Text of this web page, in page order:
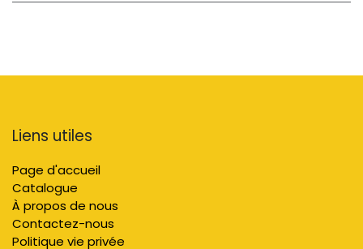
Liens utiles
Page d'accueil
Catalogue
À propos de nous
Contactez-nous
Politique vie privée